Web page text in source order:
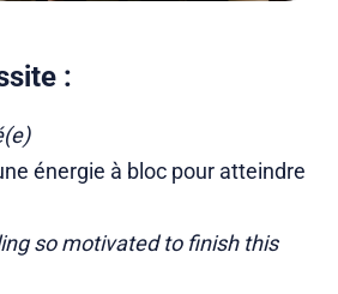
:
énergie à bloc pour atteindre
so motivated to finish this